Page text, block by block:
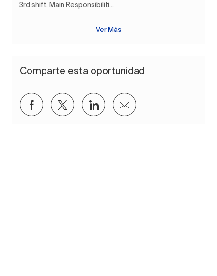
3rd shift. Main Responsibiliti...
Ver Más
Comparte esta oportunidad
Compartir a través de Facebook
Compartir a través de twitter
Compartir a través de
Compartir por